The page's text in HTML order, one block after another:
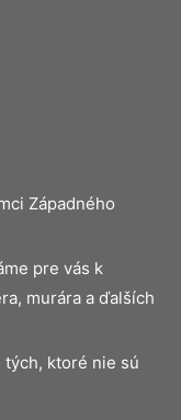
Západného
pre vás k
murára a ďalších
tých, ktoré nie sú